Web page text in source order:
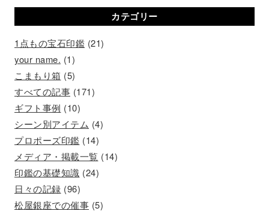
カテゴリー
1点もの宝石印鑑 (21)
your name. (1)
こまもり箱 (5)
すべての記事 (171)
ギフト事例 (10)
シーン別アイテム (4)
プロポーズ印鑑 (14)
メディア・掲載一覧 (14)
印鑑の基礎知識 (24)
日々の記録 (96)
松屋銀座での催事 (5)